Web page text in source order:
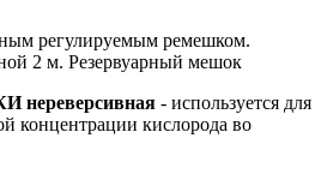
регулируемым ремешком.
2 м. Резервуарный мешок
нереверсивная - используется для
концентрации кислорода во